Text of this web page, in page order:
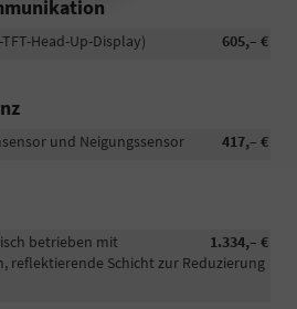
605,– €
Head-Up-Display)
417,– €
und Neigungssensor
1.334,– €
betrieben mit
reflektierende Schicht zur Reduzierung